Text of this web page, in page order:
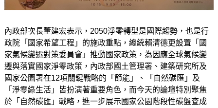
內政部次長董建宏表示，2050淨零轉型是國際趨勢，也是行
政院「國家希望工程」的施政重點，總統賴清德更設置「國
家氣候變遷對策委員會」推動國家政策，為因應全球氣候變
遷與落實國家淨零政策，內政部國土管理署、建築研究所及
國家公園署在12項關鍵戰略的「節能」、「自然碳匯」及
「淨零綠生活」皆扮演著重要角色，而今天的論壇特別聚焦
於「自然碳匯」戰略，進一步展示國家公園階段性碳盤查成